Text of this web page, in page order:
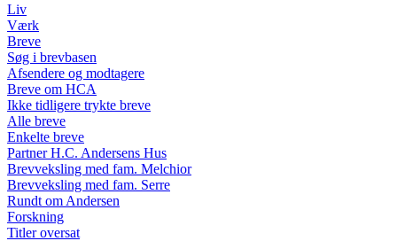
Liv
Værk
Breve
Søg i brevbasen
Afsendere og modtagere
Breve om HCA
Ikke tidligere trykte breve
Alle breve
Enkelte breve
Partner H.C. Andersens Hus
Brevveksling med fam. Melchior
Brevveksling med fam. Serre
Rundt om Andersen
Forskning
Titler oversat